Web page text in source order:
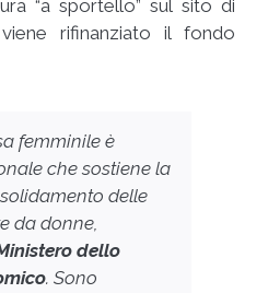
“a sportello” sul sito di
rifinanziato il fondo
femminile è
che sostiene la
delle
da donne,
dello
. Sono